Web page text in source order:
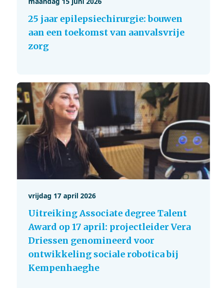
25 jaar epilepsiechirurgie: bouwen
aan een toekomst van aanvalsvrije
zorg
vrijdag 17 april 2026
Uitreiking Associate degree Talent
Award op 17 april: projectleider Vera
Driessen genomineerd voor
ontwikkeling sociale robotica bij
Kempenhaeghe